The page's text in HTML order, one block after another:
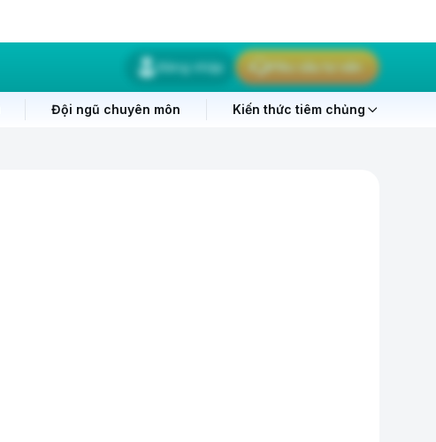
Đăng nhập Yêu cầu tư vấn
Đội ngũ chuyên môn Kiến thức tiêm chủng